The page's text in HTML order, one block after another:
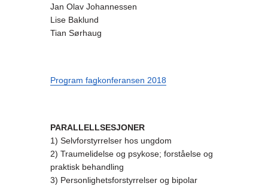
Jan Olav Johannessen
Lise Baklund
Tian Sørhaug
Program fagkonferansen 2018
PARALLELLSESJONER
1) Selvforstyrrelser hos ungdom
2) Traumelidelse og psykose; forståelse og
praktisk behandling
3) Personlighetsforstyrrelser og bipolar